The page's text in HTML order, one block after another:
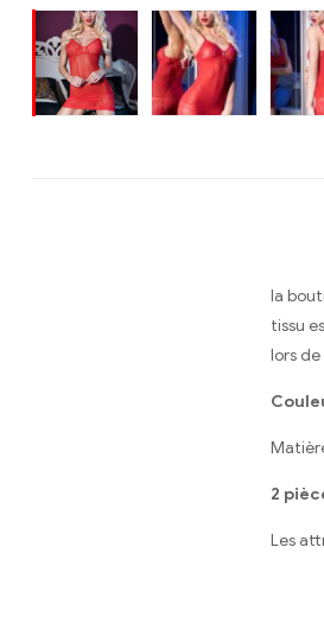
la
tissu
lors de
2
Les